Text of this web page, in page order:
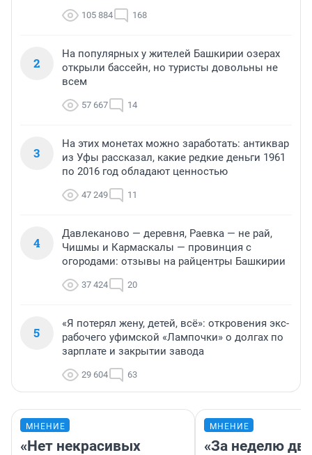
105 884 168
2
На популярных у жителей Башкирии озерах
открыли бассейн, но туристы довольны не
всем
57 667 14
3
На этих монетах можно заработать: антиквар
из Уфы рассказал, какие редкие деньги 1961
по 2016 год обладают ценностью
47 249 11
4
Давлеканово — деревня, Раевка — не рай,
Чишмы и Кармаскалы — провинция с
огородами: отзывы на райцентры Башкирии
37 424 20
5
«Я потерял жену, детей, всё»: откровения экс-
рабочего уфимской «Лампочки» о долгах по
зарплате и закрытии завода
29 604 63
МНЕНИЕ
«Нет некрасивых
МНЕНИЕ
«За неделю